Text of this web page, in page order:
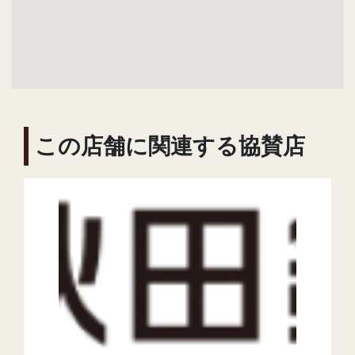
この店舗に関連する協賛店